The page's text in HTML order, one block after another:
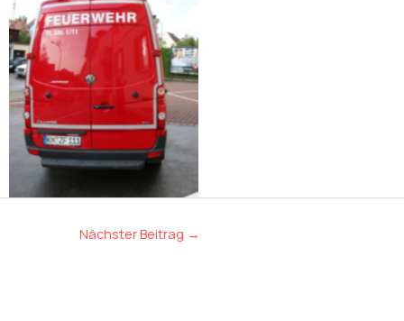
Nächster Beitrag →